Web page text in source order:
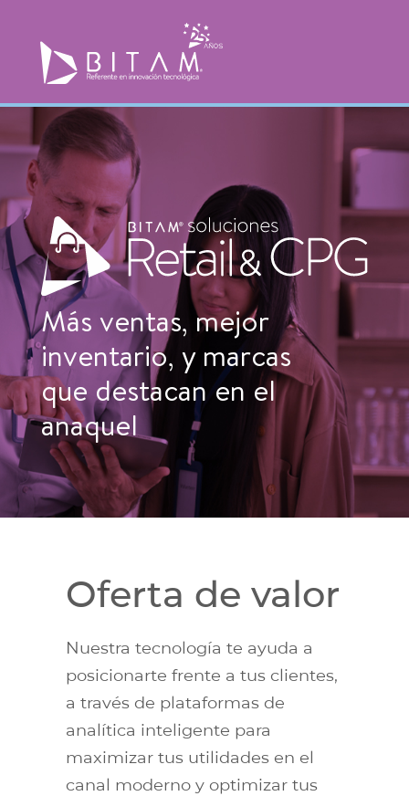
Más ventas, mejor
inventario, y marcas
que destacan en el
anaquel
Oferta de valor
Nuestra tecnología te ayuda a
posicionarte frente a tus clientes,
a través de plataformas de
analítica inteligente para
maximizar tus utilidades en el
canal moderno y optimizar tus